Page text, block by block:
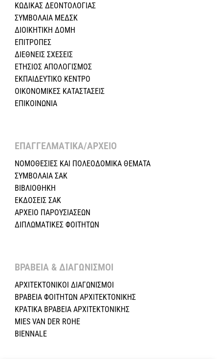
ΚΩΔΙΚΑΣ ΔΕΟΝΤΟΛΟΓΙΑΣ
ΣΥΜΒΟΛΑΙΑ ΜΕΔΣΚ
ΔΙΟΙΚΗΤΙΚΗ ΔΟΜΗ
ΕΠΙΤΡΟΠΕΣ
ΔΙΕΘΝΕΙΣ ΣΧΕΣEIΣ
ΕΤΗΣΙΟΣ ΑΠΟΛΟΓΙΣΜΟΣ
ΕΚΠΑΙΔΕΥΤΙΚΟ ΚΕΝΤΡΟ
ΟΙΚΟΝΟΜΙΚΕΣ ΚΑΤΑΣΤΑΣΕΙΣ
ΕΠΙΚΟΙΝΩΝΙΑ
ΕΠΑΓΓΕΛΜΑΤΙΚΑ/ΑΡΧΕΙΟ ​
ΝΟΜΟΘΕΣΙΕΣ KAI ΠΟΛΕΟΔΟΜΙΚΑ ΘΕΜΑΤΑ
ΣΥΜΒΟΛΑΙΑ ΣΑΚ
ΒΙΒΛΙΟΘΗΚΗ
ΕΚΔΟΣΕΙΣ ΣΑΚ
ΑΡΧΕΙΟ ΠΑΡΟΥΣΙΑΣΕΩΝ
ΔΙΠΛΩΜΑΤΙΚΕΣ ΦΟΙΤΗΤΩΝ
ΒΡΑΒΕΙΑ & ΔΙΑΓΩΝΙΣΜΟΙ ​
ΑΡΧΙΤΕΚΤΟΝΙΚΟΙ ΔΙΑΓΩΝΙΣΜΟΙ
ΒΡΑΒΕΙΑ ΦΟΙΤΗΤΩΝ ΑΡΧΙΤΕΚΤΟΝΙΚΗΣ
ΚΡΑΤΙΚΑ ΒΡΑΒΕΙΑ ΑΡΧΙΤΕΚΤΟΝΙΚΗΣ
MIES VAN DER ROHE
BIENNALE